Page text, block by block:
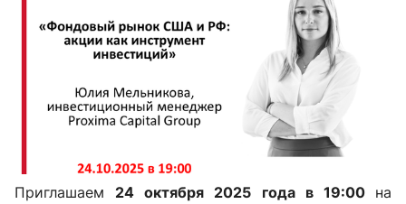
Приглашаем 24 октября 2025 года в 19:00
на